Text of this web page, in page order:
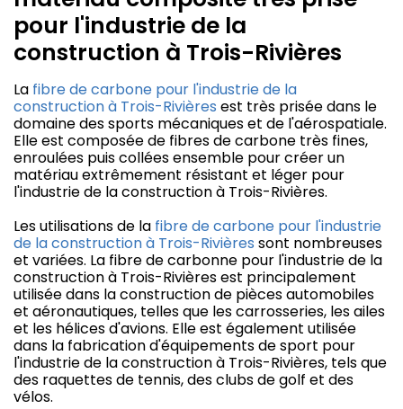
pour l'industrie de la
construction à Trois-Rivières
La fibre de carbone pour l'industrie de la
construction à Trois-Rivières est très prisée dans le
domaine des sports mécaniques et de l'aérospatiale.
Elle est composée de fibres de carbone très fines,
enroulées puis collées ensemble pour créer un
matériau extrêmement résistant et léger pour
l'industrie de la construction à Trois-Rivières.
Les utilisations de la fibre de carbone pour l'industrie
de la construction à Trois-Rivières sont nombreuses
et variées. La fibre de carbonne pour l'industrie de la
construction à Trois-Rivières est principalement
utilisée dans la construction de pièces automobiles
et aéronautiques, telles que les carrosseries, les ailes
et les hélices d'avions. Elle est également utilisée
dans la fabrication d'équipements de sport pour
l'industrie de la construction à Trois-Rivières, tels que
des raquettes de tennis, des clubs de golf et des
vélos.